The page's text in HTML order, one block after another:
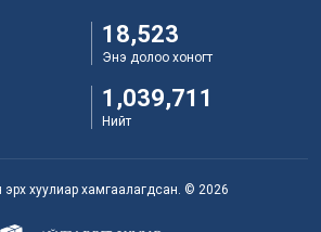
18,523
Энэ долоо хоногт
1,039,711
Нийт
эрх хуулиар хамгаалагдсан. © 2026